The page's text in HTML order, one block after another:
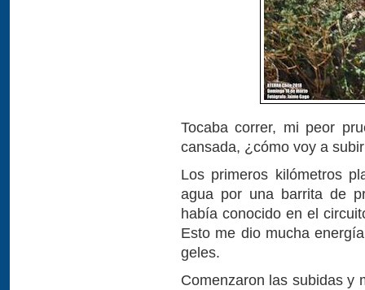
Tocaba correr, mi peor
cansada, ¿cómo voy a
Los primeros kilómetros
agua por una barrita de
había conocido en el
Esto me dio mucha
geles.
Comenzaron las subidas y